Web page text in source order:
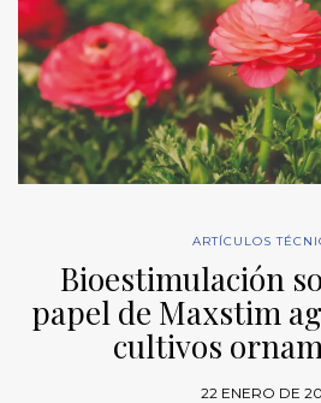
ARTÍCULOS
Bioestimulación
papel de Maxstim
cultivos
22 ENERO DE